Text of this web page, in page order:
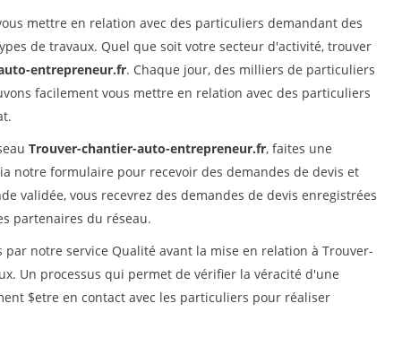
mettre en relation avec des particuliers demandant des
de travaux. Quel que soit votre secteur d'activité, trouver
entrepreneur.fr. Chaque jour, des milliers de particuliers
facilement vous mettre en relation avec des particuliers
Trouver-chantier-auto-entrepreneur.fr, faites une
notre formulaire pour recevoir des demandes de devis et
validée, vous recevrez des demandes de devis enregistrées
partenaires du réseau.
notre service Qualité avant la mise en relation à Trouver-
Un processus qui permet de vérifier la véracité d'une
$etre en contact avec les particuliers pour réaliser